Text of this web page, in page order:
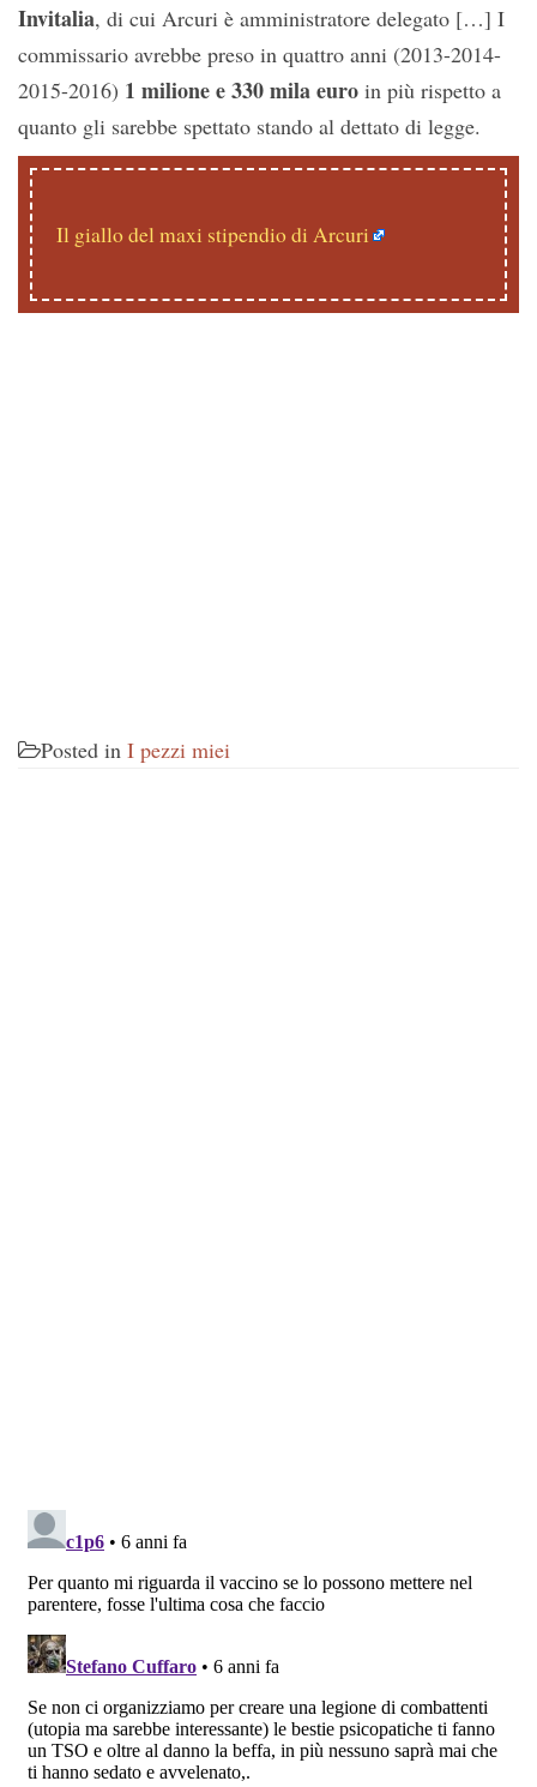
Invitalia, di cui Arcuri è amministratore delegato […] I
commissario avrebbe preso in quattro anni (2013-2014-
2015-2016) 1 milione e 330 mila euro in più rispetto a
quanto gli sarebbe spettato stando al dettato di legge.
Il giallo del maxi stipendio di Arcuri
Posted in I pezzi miei